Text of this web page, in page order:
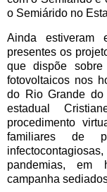
o Semiárido no
Ainda estiveram
presentes os
que dispõe
fotovoltaicos nos
do Rio Grande do
estadual
procedimento
familiares de
pandemias, em
campanha